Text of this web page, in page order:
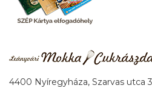
4400 Nyíregyháza, Szarvas utca